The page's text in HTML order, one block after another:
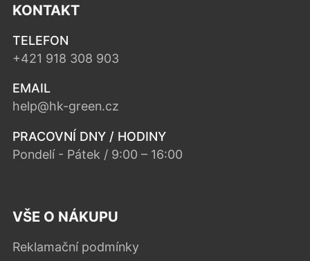
KONTAKT
TELEFON
+421 918 308 903
EMAIL
help@hk-green.cz
PRACOVNÍ DNY / HODINY
Pondelí - Pátek / 9:00 – 16:00
VŠE O NÁKUPU
Reklamační podmínky